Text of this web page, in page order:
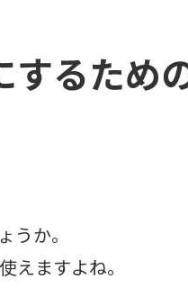
するため
うか。
えますよね。